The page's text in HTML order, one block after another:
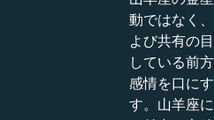
動ではなく
よび共有の
している前
感情を口に
す。山羊座